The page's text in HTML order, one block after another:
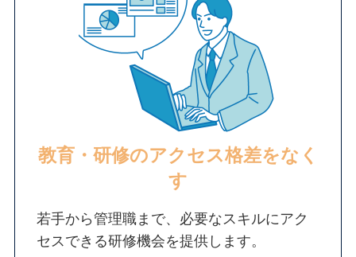
教育・研修のアクセス格差をなく
す
若手から管理職まで、必要なスキルにアク
セスできる研修機会を提供します。